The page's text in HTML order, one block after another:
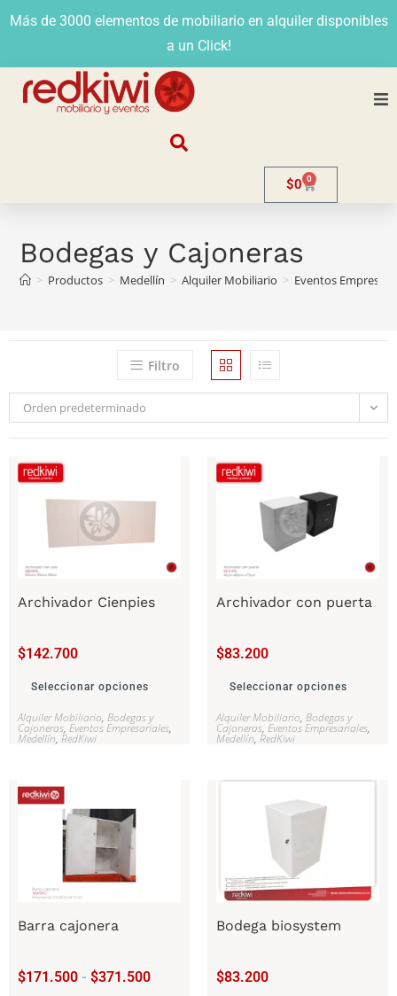
Más de 3000 elementos de mobiliario en alquiler disponibles
a un Click!
Venta
Contacto
$0 0
Bodegas y Cajoneras
> Productos > Medellín > Alquiler Mobiliario > Eventos
Filtro
Orden predeterminado
Archivador Cienpies
$142.700
Seleccionar opciones
Alquiler Mobiliario, Bodegas y
Cajoneras, Eventos Empresariales,
Medellín, RedKiwi
Archivador con puerta
$83.200
Seleccionar opciones
Alquiler Mobiliario, Bodegas y
Cajoneras, Eventos Empresariales,
Medellín, RedKiwi
Barra cajonera
$171.500 - $371.500
Bodega biosystem
$83.200